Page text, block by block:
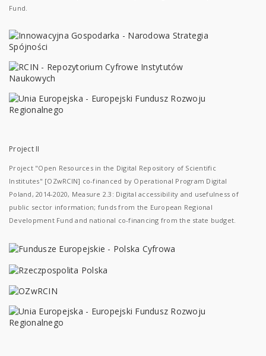
Fund.
Project II
Project "Open Resources in the Digital Repository of Scientific
Institutes" [OZwRCIN] co-financed by Operational Program Digital
Poland, 2014-2020, Measure 2.3: Digital accessibility and usefulness of
public sector information; funds from the European Regional
Development Fund and national co-financing from the state budget.